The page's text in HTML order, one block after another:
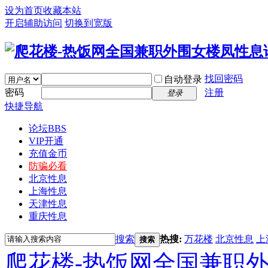
设为首页收藏本站
开启辅助访问 切换到宽版
自动登录 找回密码
密码
登录
注册
快捷导航
论坛BBS
VIP开通
充值金币
防骗必看
北京性息
上海性息
天津性息
重庆性息
搜索 搜索 热搜: 万花楼 北京性息
爬花楼-热饭网全国兼职